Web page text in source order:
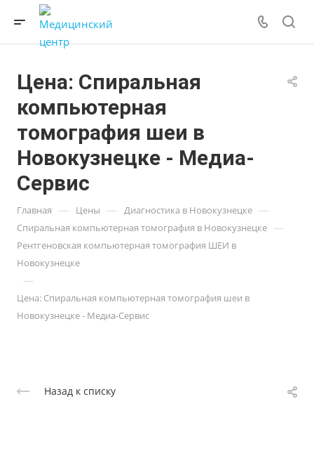
Цена: Спиральная
компьютерная
томография шеи в
Новокузнецке - Медиа-
Сервис
Главная — Цены — Диагностика в Новокузнецке —
Спиральная компьютерная томография в Новокузнецке —
Рентгеновская компьютерная томография ШЕИ в
Новокузнецке
—
Цена: Спиральная компьютерная томография шеи в
Новокузнецке - Медиа-Сервис
Назад к списку